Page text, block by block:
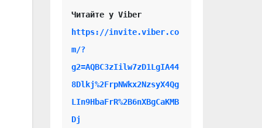
Читайте у Viber
https://invite.viber.co
m/?
g2=AQBC3zIilw7zD1LgIA44
8Dlkj%2FrpNWkx2NzsyX4Qg
LIn9HbaFrR%2B6nXBgCaKMB
Dj